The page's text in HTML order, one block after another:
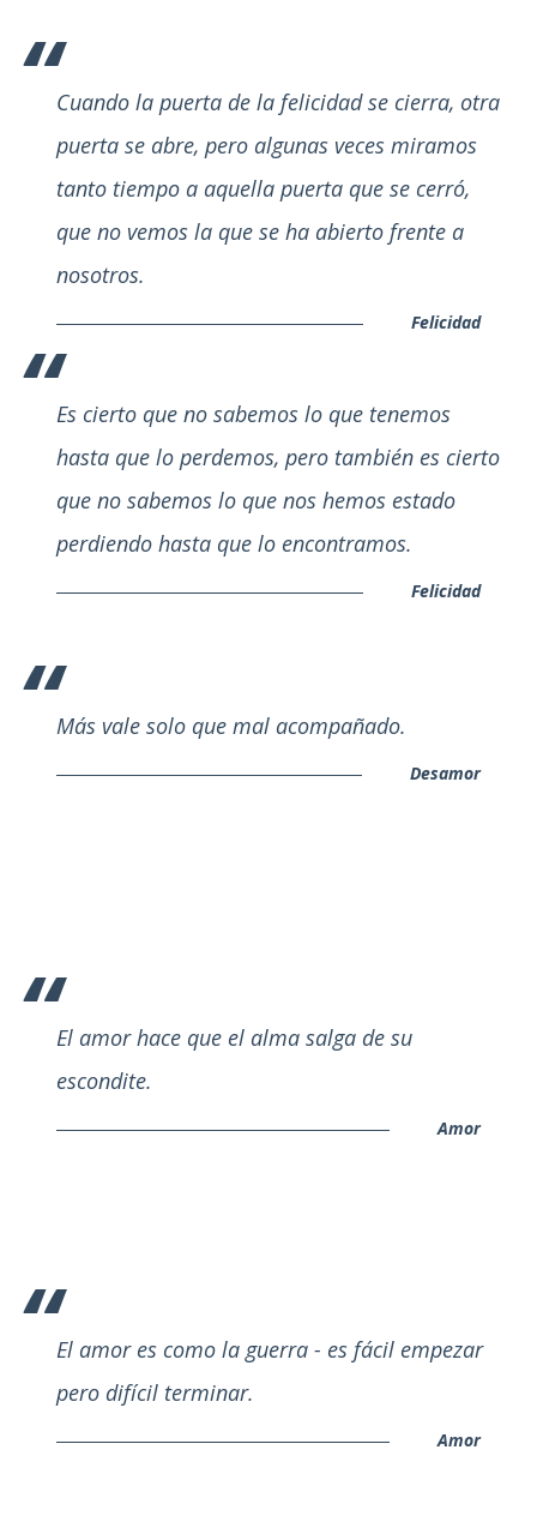
Cuando la puerta de la felicidad se cierra, otra
puerta se abre, pero algunas veces miramos
tanto tiempo a aquella puerta que se cerró,
que no vemos la que se ha abierto frente a
nosotros.
Felicidad
Es cierto que no sabemos lo que tenemos
hasta que lo perdemos, pero también es cierto
que no sabemos lo que nos hemos estado
perdiendo hasta que lo encontramos.
Felicidad
Más vale solo que mal acompañado.
Desamor
El amor hace que el alma salga de su
escondite.
Amor
El amor es como la guerra - es fácil empezar
pero difícil terminar.
Amor